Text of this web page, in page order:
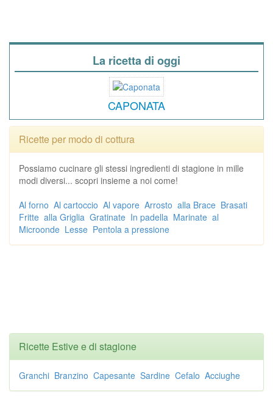
La ricetta di oggi
CAPONATA
Ricette per modo di cottura
Possiamo cucinare gli stessi ingredienti di stagione in mille
modi diversi... scopri insieme a noi come!
Al forno Al cartoccio Al vapore Arrosto alla Brace Brasati
Fritte alla Griglia Gratinate In padella Marinate al
Microonde Lesse Pentola a pressione
Ricette Estive e di stagione
Granchi Branzino Capesante Sardine Cefalo Acciughe